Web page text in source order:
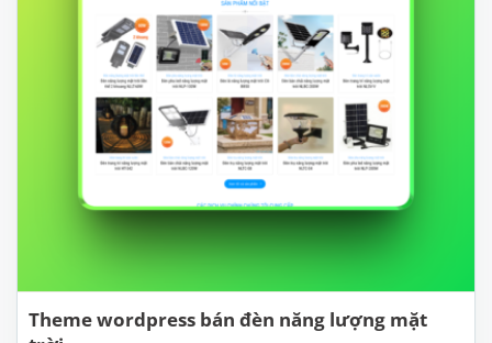
Theme wordpress bán đèn năng lượng mặt